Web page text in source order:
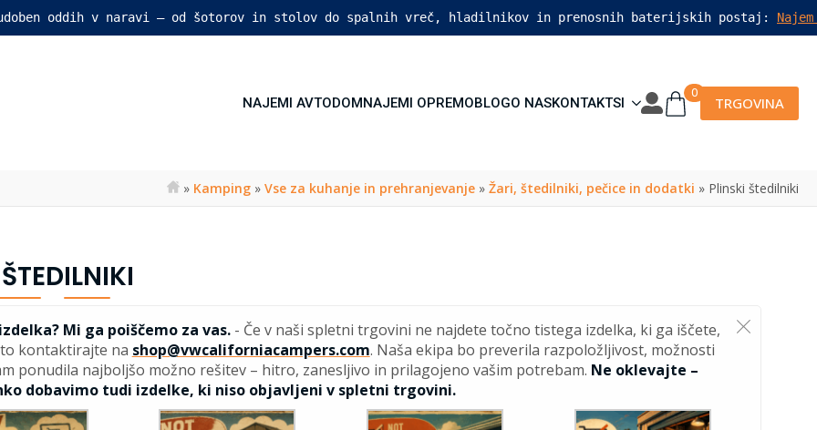
oddih v naravi – od šotorov in stolov do spalnih vreč, hladilnikov in prenosnih baterijskih postaj:
NAJEMI AVTODOMNAJEMI OPREMOBLOGO NASKONTAKTSI
0
TRGOVINA
» Kamping » Vse za kuhanje in prehranjevanje » Žari, štedilniki, pečice in dodatki » Plinski štedilniki
Mi ga poiščemo za vas.- Če v naši spletni trgovini ne najdete točno tistega izdelka, ki ga iščete,
kontaktirajte na shop@vwcaliforniacampers.com. Naša ekipa bo preverila razpoložljivost, možnosti
ponudila najboljšo možno rešitev – hitro, zanesljivo in prilagojeno vašim potrebam. Ne oklevajte –
dobavimo tudi izdelke, ki niso objavljeni v spletni trgovini.